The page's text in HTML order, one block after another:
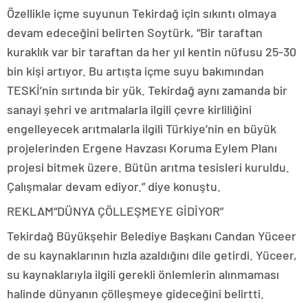
Özellikle içme suyunun Tekirdağ için sıkıntı olmaya
devam edeceğini belirten Soytürk, “Bir taraftan
kuraklık var bir taraftan da her yıl kentin nüfusu 25-30
bin kişi artıyor. Bu artışta içme suyu bakımından
TESKİ’nin sırtında bir yük. Tekirdağ aynı zamanda bir
sanayi şehri ve arıtmalarla ilgili çevre kirliliğini
engelleyecek arıtmalarla ilgili Türkiye’nin en büyük
projelerinden Ergene Havzası Koruma Eylem Planı
projesi bitmek üzere. Bütün arıtma tesisleri kuruldu.
Çalışmalar devam ediyor.” diye konuştu.
REKLAM“DÜNYA ÇÖLLEŞMEYE GİDİYOR”
Tekirdağ Büyükşehir Belediye Başkanı Candan Yüceer
de su kaynaklarının hızla azaldığını dile getirdi. Yüceer,
su kaynaklarıyla ilgili gerekli önlemlerin alınmaması
halinde dünyanın çölleşmeye gideceğini belirtti.